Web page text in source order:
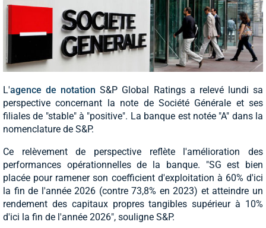
L'agence de notation S&P Global Ratings a relevé lundi sa
perspective concernant la note de Société Générale et ses
filiales de "stable" à "positive". La banque est notée "A" dans la
nomenclature de S&P.
Ce relèvement de perspective reflète l'amélioration des
performances opérationnelles de la banque. "SG est bien
placée pour ramener son coefficient d'exploitation à 60% d'ici
la fin de l'année 2026 (contre 73,8% en 2023) et atteindre un
rendement des capitaux propres tangibles supérieur à 10%
d'ici la fin de l'année 2026", souligne S&P.